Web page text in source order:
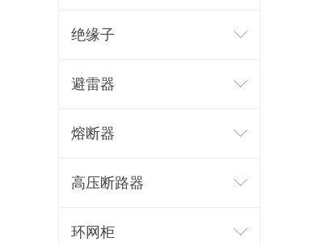
绝缘子
避雷器
熔断器
高压断路器
环网柜